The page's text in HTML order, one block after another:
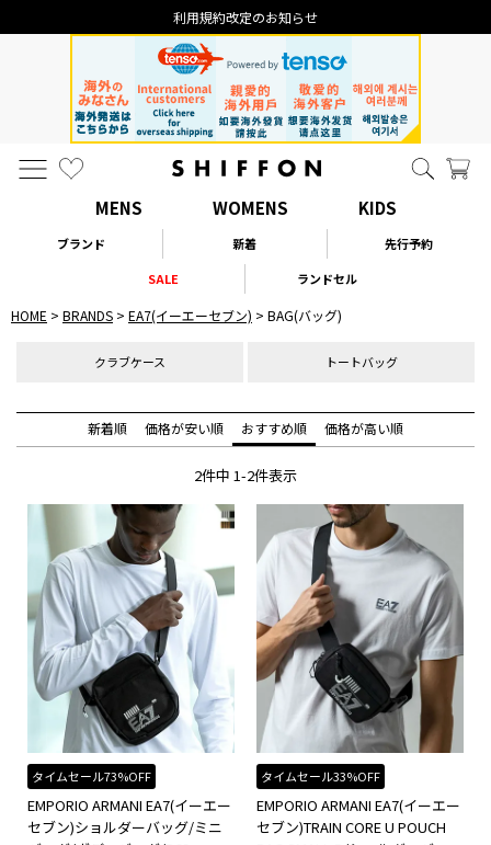
利用規約改定のお知らせ
MENS WOMENS KIDS
ブランド 新着
先行予約
SALE
ランドセル
HOME BRANDS EA7(イーエーセブン) BAG(バッグ)
クラブケース トートバッグ
新着順 価格が安い順 おすすめ順 価格が高い順
2件中 1-2件表示
タイムセール73%OFF
EMPORIO ARMANI EA7(イーエー
セブン)ショルダーバッグ/ミニ
タイムセール33%OFF
EMPORIO ARMANI EA7(イーエー
セブン)TRAIN CORE U POUCH